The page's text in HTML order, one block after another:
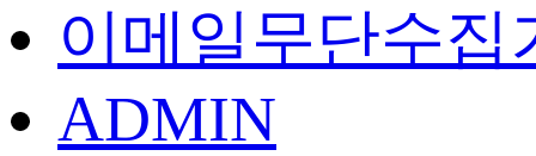
이메일무단수집
ADMIN